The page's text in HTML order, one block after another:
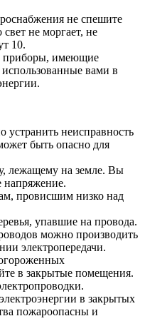
не спешите
не моргает, не
10.
приборы, имеющие
вами в
устранить неисправность
быть опасно для
лежащему на земле. Вы
напряжение.
провисшим низко над
упавшие на провода.
можно производить
электропередачи.
в закрытые помещения.
в закрытых
пожароопасны и